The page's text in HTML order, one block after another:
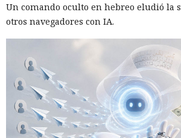
Un comando oculto en hebreo eludió la
otros navegadores con IA.